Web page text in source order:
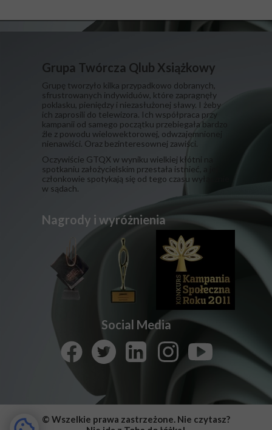
Grupa Twórcza Qlub Xsiążkowy
Grupę tworzyło kilka przypadkowo dobranych,
sfrustrowanych indywiduów, które zapragnęły
poklasku, pieniędzy i niezasłużonej sławy. I żeby
ich zaprosili do telewizora. Ich współpraca przy
kampanii od samego początku przebiegała bardzo
źle z powodu wielowektorowej, odwzajemnionej
nienawiści. Oraz bezinteresownej zawiści.
​Oczywiście GTQX w wyniku wielkiej kłótni na
spotkaniu założycielskim przestała istnieć, a jej
członkowie spotykają się od tego czasu wyłącznie
w sądach.
Social Media
Nagrody i wyróżnienia
© Wszelkie prawa zastrzeżone. Nie czytasz?